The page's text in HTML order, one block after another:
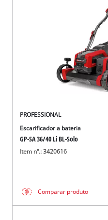
PROFESSIONAL
Escarificador a bateria
GP-SA 36/40 Li BL-Solo
Item nº.: 3420616
Comparar produto